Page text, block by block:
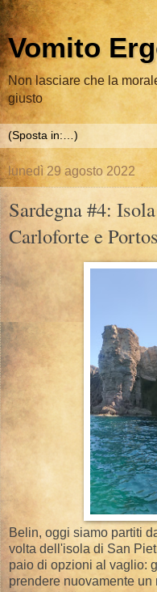
Vomito
Non lasciare che la
giusto
lunedì 29 agosto 2022
Sardegna #4:
Carloforte e
Belin, oggi siamo partiti
volta dell'isola di San
paio di opzioni al vaglio:
prendere nuovamente